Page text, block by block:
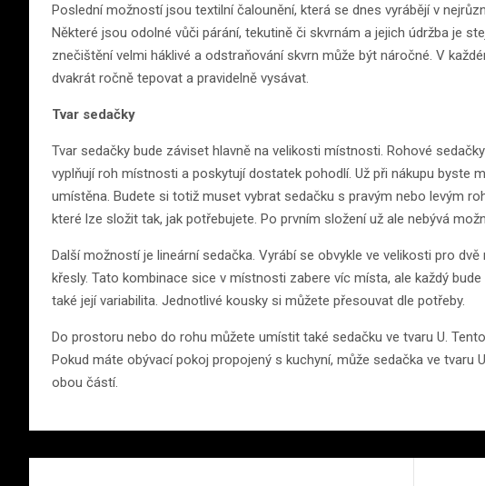
Poslední možností jsou textilní čalounění, která se dnes vyrábějí v
Některé jsou odolné vůči párání, tekutině či skvrnám a jejich údržba je
znečištění velmi háklivé a odstraňování skvrn může být náročné. V
dvakrát ročně tepovat a pravidelně vysávat.
Tvar sedačky
Tvar sedačky bude záviset hlavně na velikosti místnosti. Rohové
vyplňují roh místnosti a poskytují dostatek pohodlí. Už při nákupu byste
umístěna. Budete si totiž muset vybrat sedačku s pravým nebo levým
které lze složit tak, jak potřebujete. Po prvním složení už ale nebývá
Další možností je lineární sedačka. Vyrábí se obvykle ve velikosti pro
křesly. Tato kombinace sice v místnosti zabere víc místa, ale každý
také její variabilita. Jednotlivé kousky si můžete přesouvat dle potřeby.
Do prostoru nebo do rohu můžete umístit také sedačku ve tvaru U.
Pokud máte obývací pokoj propojený s kuchyní, může sedačka ve tvaru
obou částí.